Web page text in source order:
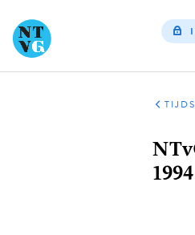
1994